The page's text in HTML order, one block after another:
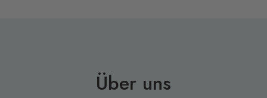
Über uns